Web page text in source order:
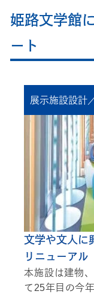
姫路文学館
ート
展示施設設計
文学や文人に
リニューアル
本施設は建物
て25年目の今